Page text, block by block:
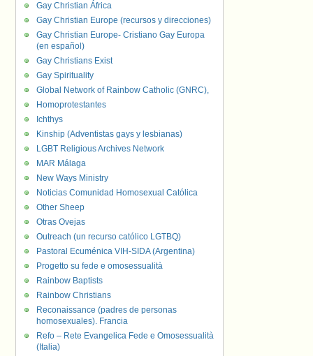
Gay Christian África
Gay Christian Europe (recursos y direcciones)
Gay Christian Europe- Cristiano Gay Europa
(en español)
Gay Christians Exist
Gay Spirituality
Global Network of Rainbow Catholic (GNRC),
Homoprotestantes
Ichthys
Kinship (Adventistas gays y lesbianas)
LGBT Religious Archives Network
MAR Málaga
New Ways Ministry
Noticias Comunidad Homosexual Católica
Other Sheep
Otras Ovejas
Outreach (un recurso católico LGTBQ)
Pastoral Ecuménica VIH-SIDA (Argentina)
Progetto su fede e omosessualità
Rainbow Baptists
Rainbow Christians
Reconaissance (padres de personas
homosexuales). Francia
Refo – Rete Evangelica Fede e Omosessualità
(Italia)